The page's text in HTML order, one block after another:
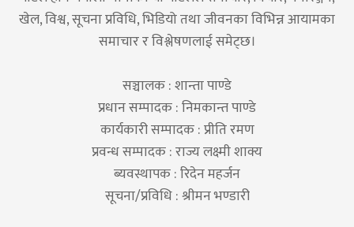
खेल, विश्व, सूचना प्रविधि, भिडियो तथा जीवनका विभिन्न आयामका
समाचार र विश्लेषणलाई समेट्छ।
सञ्चालक : शान्ता पाण्डे
प्रधान सम्पादक : निमकान्त पाण्डे
कार्यकारी सम्पादक : प्रीति रमण
प्रवन्ध सम्पादक : राज्य लक्ष्मी शाक्य
ब्यवस्थापक : रिदेन महर्जन
सूचना/प्रविधि : श्रीमन भण्डारी